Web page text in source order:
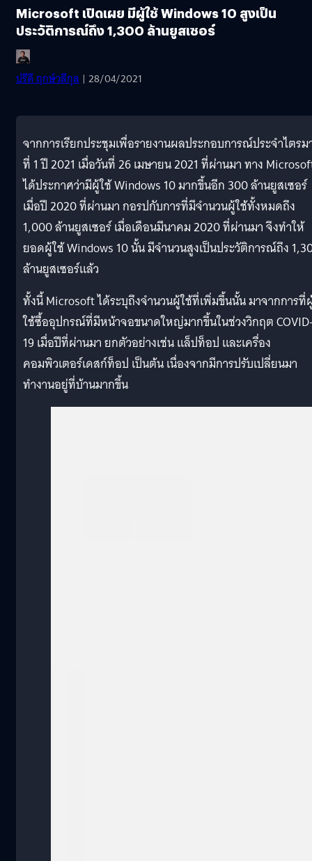
Microsoft เปิดเผย มีผู้ใช้ Windows 10 สูงเป็น
ประวัติการณ์ถึง 1,300 ล้านยูสเซอร์
ปรีดี ฤกษ์วลีกุล | 28/04/2021
จากการเรียกประชุมเพื่อรายงานผลประกอบการณ์ประจำไตร
ที่ 1 ปี 2021 เมื่อวันที่ 26 เมษายน 2021 ที่ผ่านมา ทาง
ได้ประกาศว่ามีผู้ใช้ Windows 10 มากขึ้นอีก 300 ล้านยูสเซอร์
เมื่อปี 2020 ที่ผ่านมา กอรปกับการที่มีจำนวนผู้ใช้ทั้งหมดถึง
1,000 ล้านยูสเซอร์ เมื่อเดือนมีนาคม 2020 ที่ผ่านมา จึงทำให้
ยอดผู้ใช้ Windows 10 นั้น มีจำนวนสูงเป็นประวัติการณ์ถึง
ล้านยูสเซอร์แล้ว
ทั้งนี้ Microsoft ได้ระบุถึงจำนวนผู้ใช้ที่เพิ่มขึ้นนั้น มาจากการที่
ใช้ซื้ออุปกรณ์ที่มีหน้าจอขนาดใหญ่มากขึ้นในช่วงวิกฤต
19 เมื่อปีที่ผ่านมา ยกตัวอย่างเช่น แล็ปท็อป และเครื่อง
คอมพิวเตอร์เดสก์ท็อป เป็นต้น เนื่องจากมีการปรับเปลี่ยนมา
ทำงานอยู่ที่บ้านมากขึ้น